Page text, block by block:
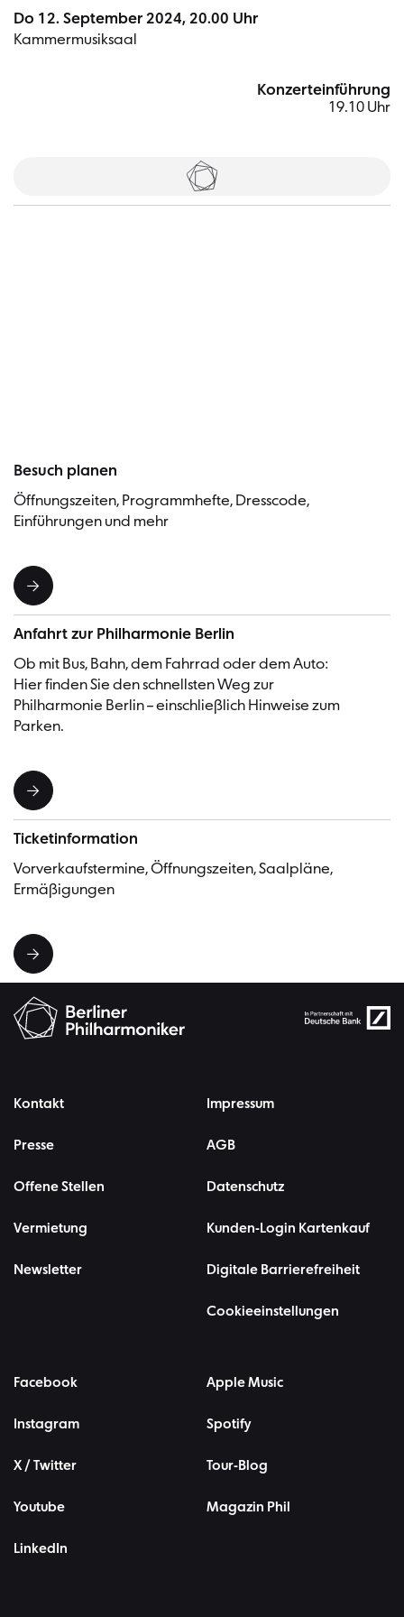
Do 12. September 2024, 20.00 Uhr
Kammermusiksaal
Konzerteinführung
19.10 Uhr
Tickets
Besuch planen
Öffnungszeiten, Programmhefte, Dresscode,
Einführungen und mehr
Anfahrt zur Philharmonie Berlin
Ob mit Bus, Bahn, dem Fahrrad oder dem Auto:
Hier finden Sie den schnellsten Weg zur
Philharmonie Berlin – einschließlich Hinweise zum
Parken.
Ticketinformation
Vorverkaufstermine, Öffnungszeiten, Saalpläne,
Ermäßigungen
Kontakt
Presse
Offene Stellen
Vermietung
Newsletter
Impressum
AGB
Datenschutz
Kunden-Login Kartenkauf
Digitale Barrierefreiheit
Cookieeinstellungen
Facebook
Instagram
X / Twitter
Youtube
LinkedIn
Apple Music
Spotify
Tour-Blog
Magazin Phil